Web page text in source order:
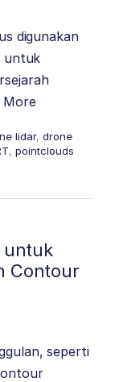
digunakan
untuk
More
lidar, drone
, pointclouds
untuk
Contour
seperti